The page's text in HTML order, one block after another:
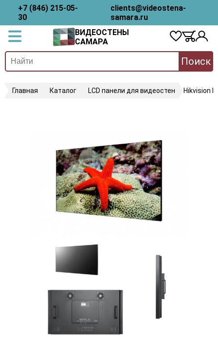
+7 (846) 215-05-
30
clients@videostena-
samara.ru
ВИДЕОСТЕНЫ
САМАРА
Поиск
Главная Каталог LCD панели для видеостен Hikvision